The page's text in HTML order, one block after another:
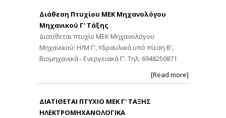
Διάθεση Πτυχίου ΜΕΚ Μηχανολόγου
Μηχανικού Γ' Τάξης
Διατίθεται πτυχίο ΜΕΚ Μηχανολόγου
Μηχανικού: Η/Μ Γ', Υδραυλικά υπό πίεση Β',
Βιομηχανικά - Ενεργειακά Γ'. Τηλ: 6948250871
[Read more]
ΔΙΑΤΙΘΕΤΑΙ ΠΤΥΧΙΟ ΜΕΚ Γ' ΤΑΞΗΣ
ΗΛΕΚΤΡΟΜΗΧΑΝΟΛΟΓΙΚΑ